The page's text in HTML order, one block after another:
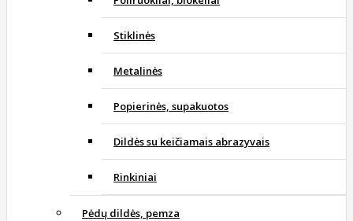
Stiklinės
Metalinės
Popierinės, supakuotos
Dildės su keičiamais abrazyvais
Rinkiniai
Pėdų dildės, pemza